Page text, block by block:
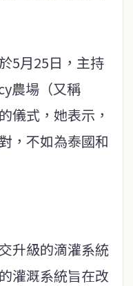
5月25日，主持
農場（又稱
儀式，她表示，
，不如為泰國和
升級的滴灌系統
灌溉系統旨在改